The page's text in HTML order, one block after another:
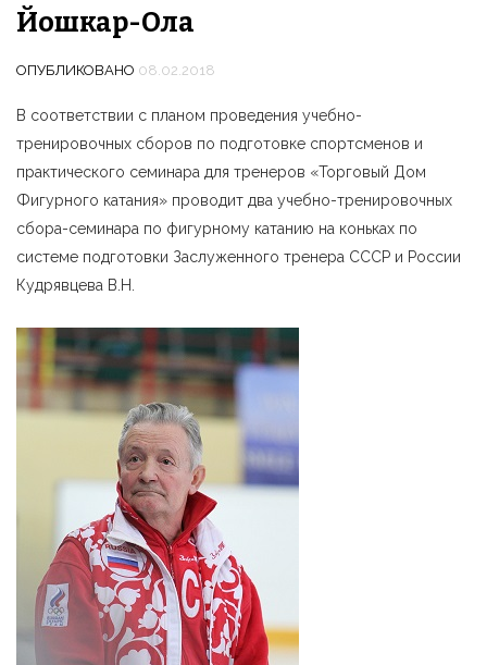
Йошкар-Ола
ОПУБЛИКОВАНО 08.02.2018
В соответствии с планом проведения учебно-
тренировочных сборов по подготовке спортсменов и
практического семинара для тренеров «Торговый Дом
Фигурного катания» проводит два учебно-тренировочных
сбора-семинара по фигурному катанию на коньках по
системе подготовки Заслуженного тренера СССР и России
Кудрявцева В.Н.